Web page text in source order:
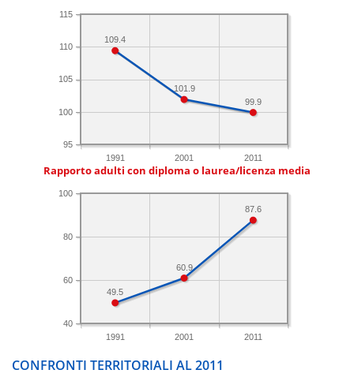
1991 2001 2011
95
100
105
110
115
99.9
101.9
109.4
Rapporto adulti con diploma o laurea/licenza media
1991 2001 2011
40
60
80
100
87.6
60.9
49.5
CONFRONTI TERRITORIALI AL 2011